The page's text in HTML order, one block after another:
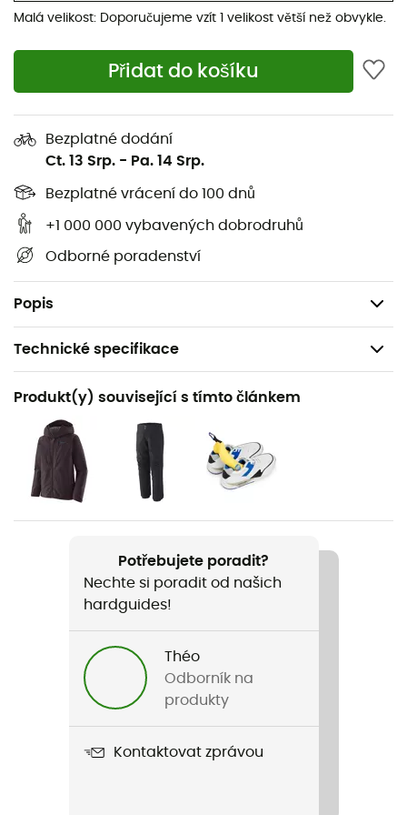
Malá velikost: Doporučujeme vzít 1 velikost větší než obvykle.
Přidat do košíku
Bezplatné dodání
Ct. 13 Srp. - Pa. 14 Srp.
Bezplatné vrácení do 100 dnů
+1 000 000 vybavených dobrodruhů
Odborné poradenství
Popis
špičce a patě pro uchycení maček
znovu podražitelná a plně přizpůsobitelná pro
Systém 3D Flex usnadňuje chůzi a podporuje kotník
v nerovném terénu
oděru
Odnímatelný jazyk EZ Out umožňuje přesnější
nastavení a pomáhá odvádět pot pomocí textilie,
Hmotnost: 2 x 950 g
Technické specifikace
Doporučené pro
Ledolezení / Horolezectví
Pohlaví
Pánské
Hmotnost
Název produktu
Nepal Cube GTX
Kompatibilní mačky
Na řemínky / Automatické / Poloautomatické
Produkt(y) související s tímto článkem
Potřebujete poradit?
Nechte si poradit od našich
hardguides!
Théo
Odborník na
produkty
Kontaktovat zprávou